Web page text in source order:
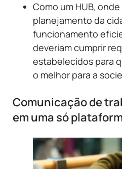
Como um HUB,
planejamento da
funcionamento
deveriam cumprir
estabelecidos para
o melhor para a
Comunicação de
em uma só